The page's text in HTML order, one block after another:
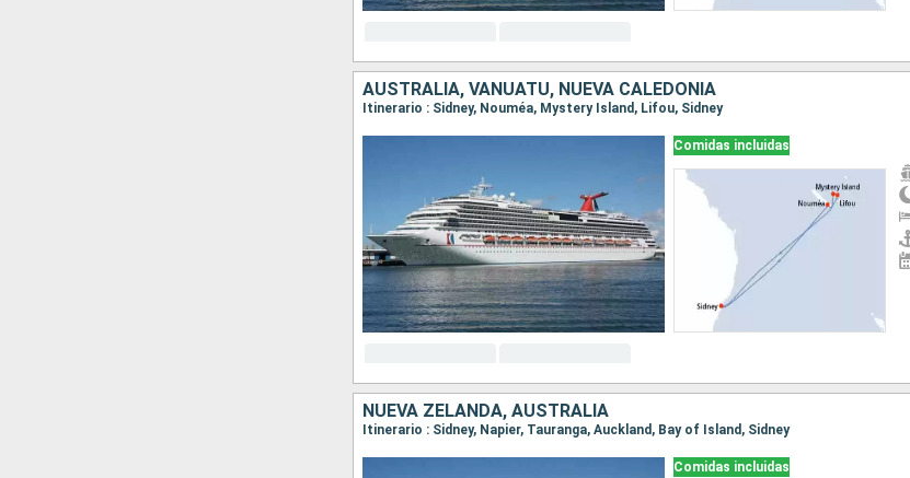
AUSTRALIA, VANUATU, NUEVA CALEDONIA
Itinerario : Sidney, Nouméa, Mystery Island, Lifou, Sidney
Comidas incluidas
NUEVA ZELANDA, AUSTRALIA
Itinerario : Sidney, Napier, Tauranga, Auckland, Bay of Island, Sidney
Comidas incluidas